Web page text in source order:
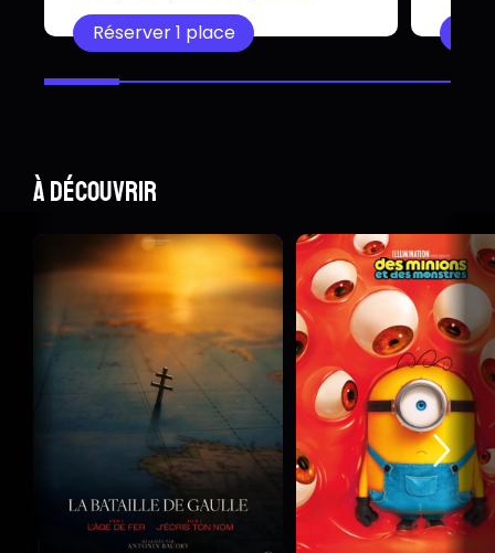
Réserver 1 place
À découvrir